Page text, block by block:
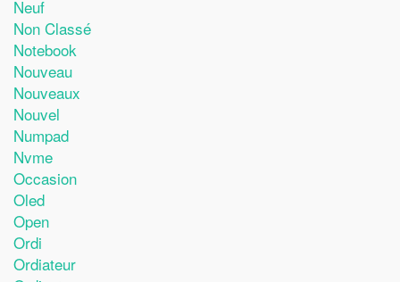
Neuf
Non Classé
Notebook
Nouveau
Nouveaux
Nouvel
Numpad
Nvme
Occasion
Oled
Open
Ordi
Ordiateur